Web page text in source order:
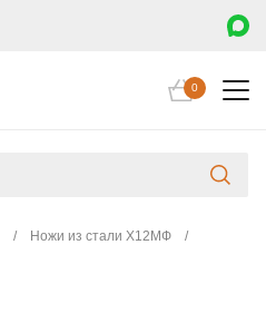
0
/ Ножи из стали Х12МФ
/